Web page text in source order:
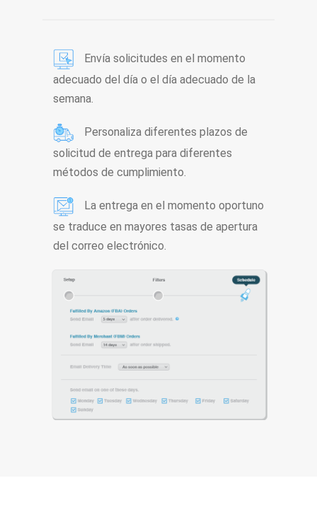
Envía solicitudes en el momento
adecuado del día o el día adecuado de la
semana.
Personaliza diferentes plazos de
solicitud de entrega para diferentes
métodos de cumplimiento.
La entrega en el momento oportuno
se traduce en mayores tasas de apertura
del correo electrónico.